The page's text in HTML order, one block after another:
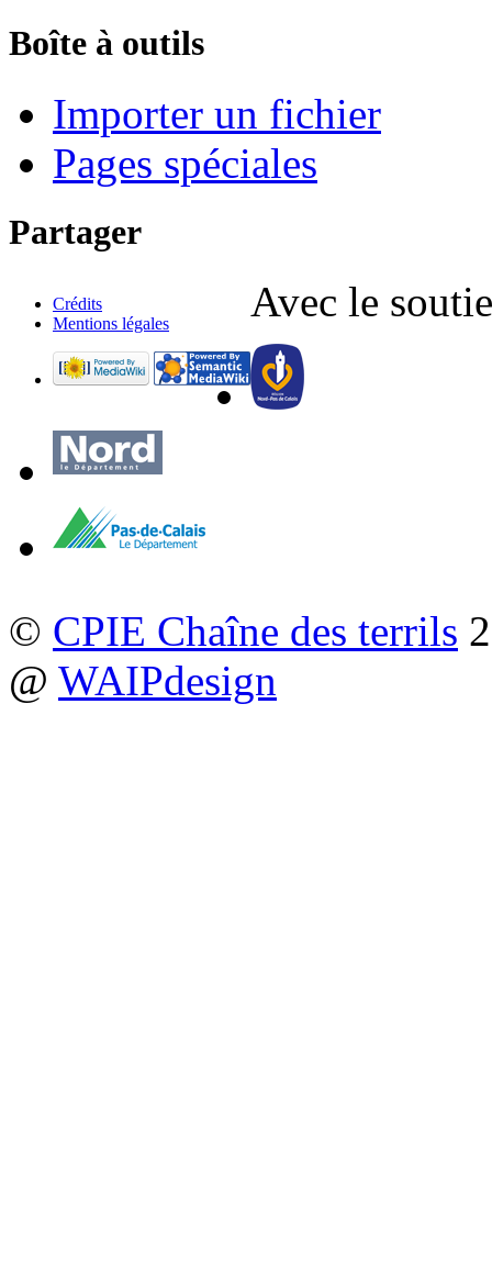
Boîte à outils
Importer un fichier
Pages spéciales
Partager
Crédits
Mentions légales
Avec le
© CPIE Chaîne des terrils
@ WAIPdesign